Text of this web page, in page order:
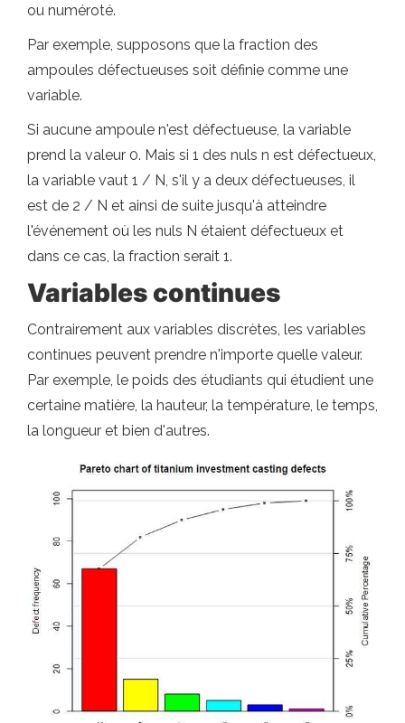
ou numéroté.
Par exemple, supposons que la fraction des
ampoules défectueuses soit définie comme une
variable.
Si aucune ampoule n'est défectueuse, la variable
prend la valeur 0. Mais si 1 des nuls n est défectueux,
la variable vaut 1 / N, s'il y a deux défectueuses, il
est de 2 / N et ainsi de suite jusqu'à atteindre
l'événement où les nuls N étaient défectueux et
dans ce cas, la fraction serait 1.
Variables continues
Contrairement aux variables discrètes, les variables
continues peuvent prendre n'importe quelle valeur.
Par exemple, le poids des étudiants qui étudient une
certaine matière, la hauteur, la température, le temps,
la longueur et bien d'autres.